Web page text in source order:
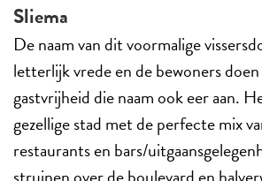
Sliema
De naam van dit voormalige
letterlijk vrede en de bewoners
gastvrijheid die naam ook eer aan.
gezellige stad met de perfecte mix
restaurants en bars/